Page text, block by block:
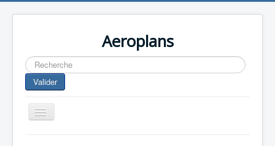
Aeroplans
Rechercher
Valider
Toggle
Navigation